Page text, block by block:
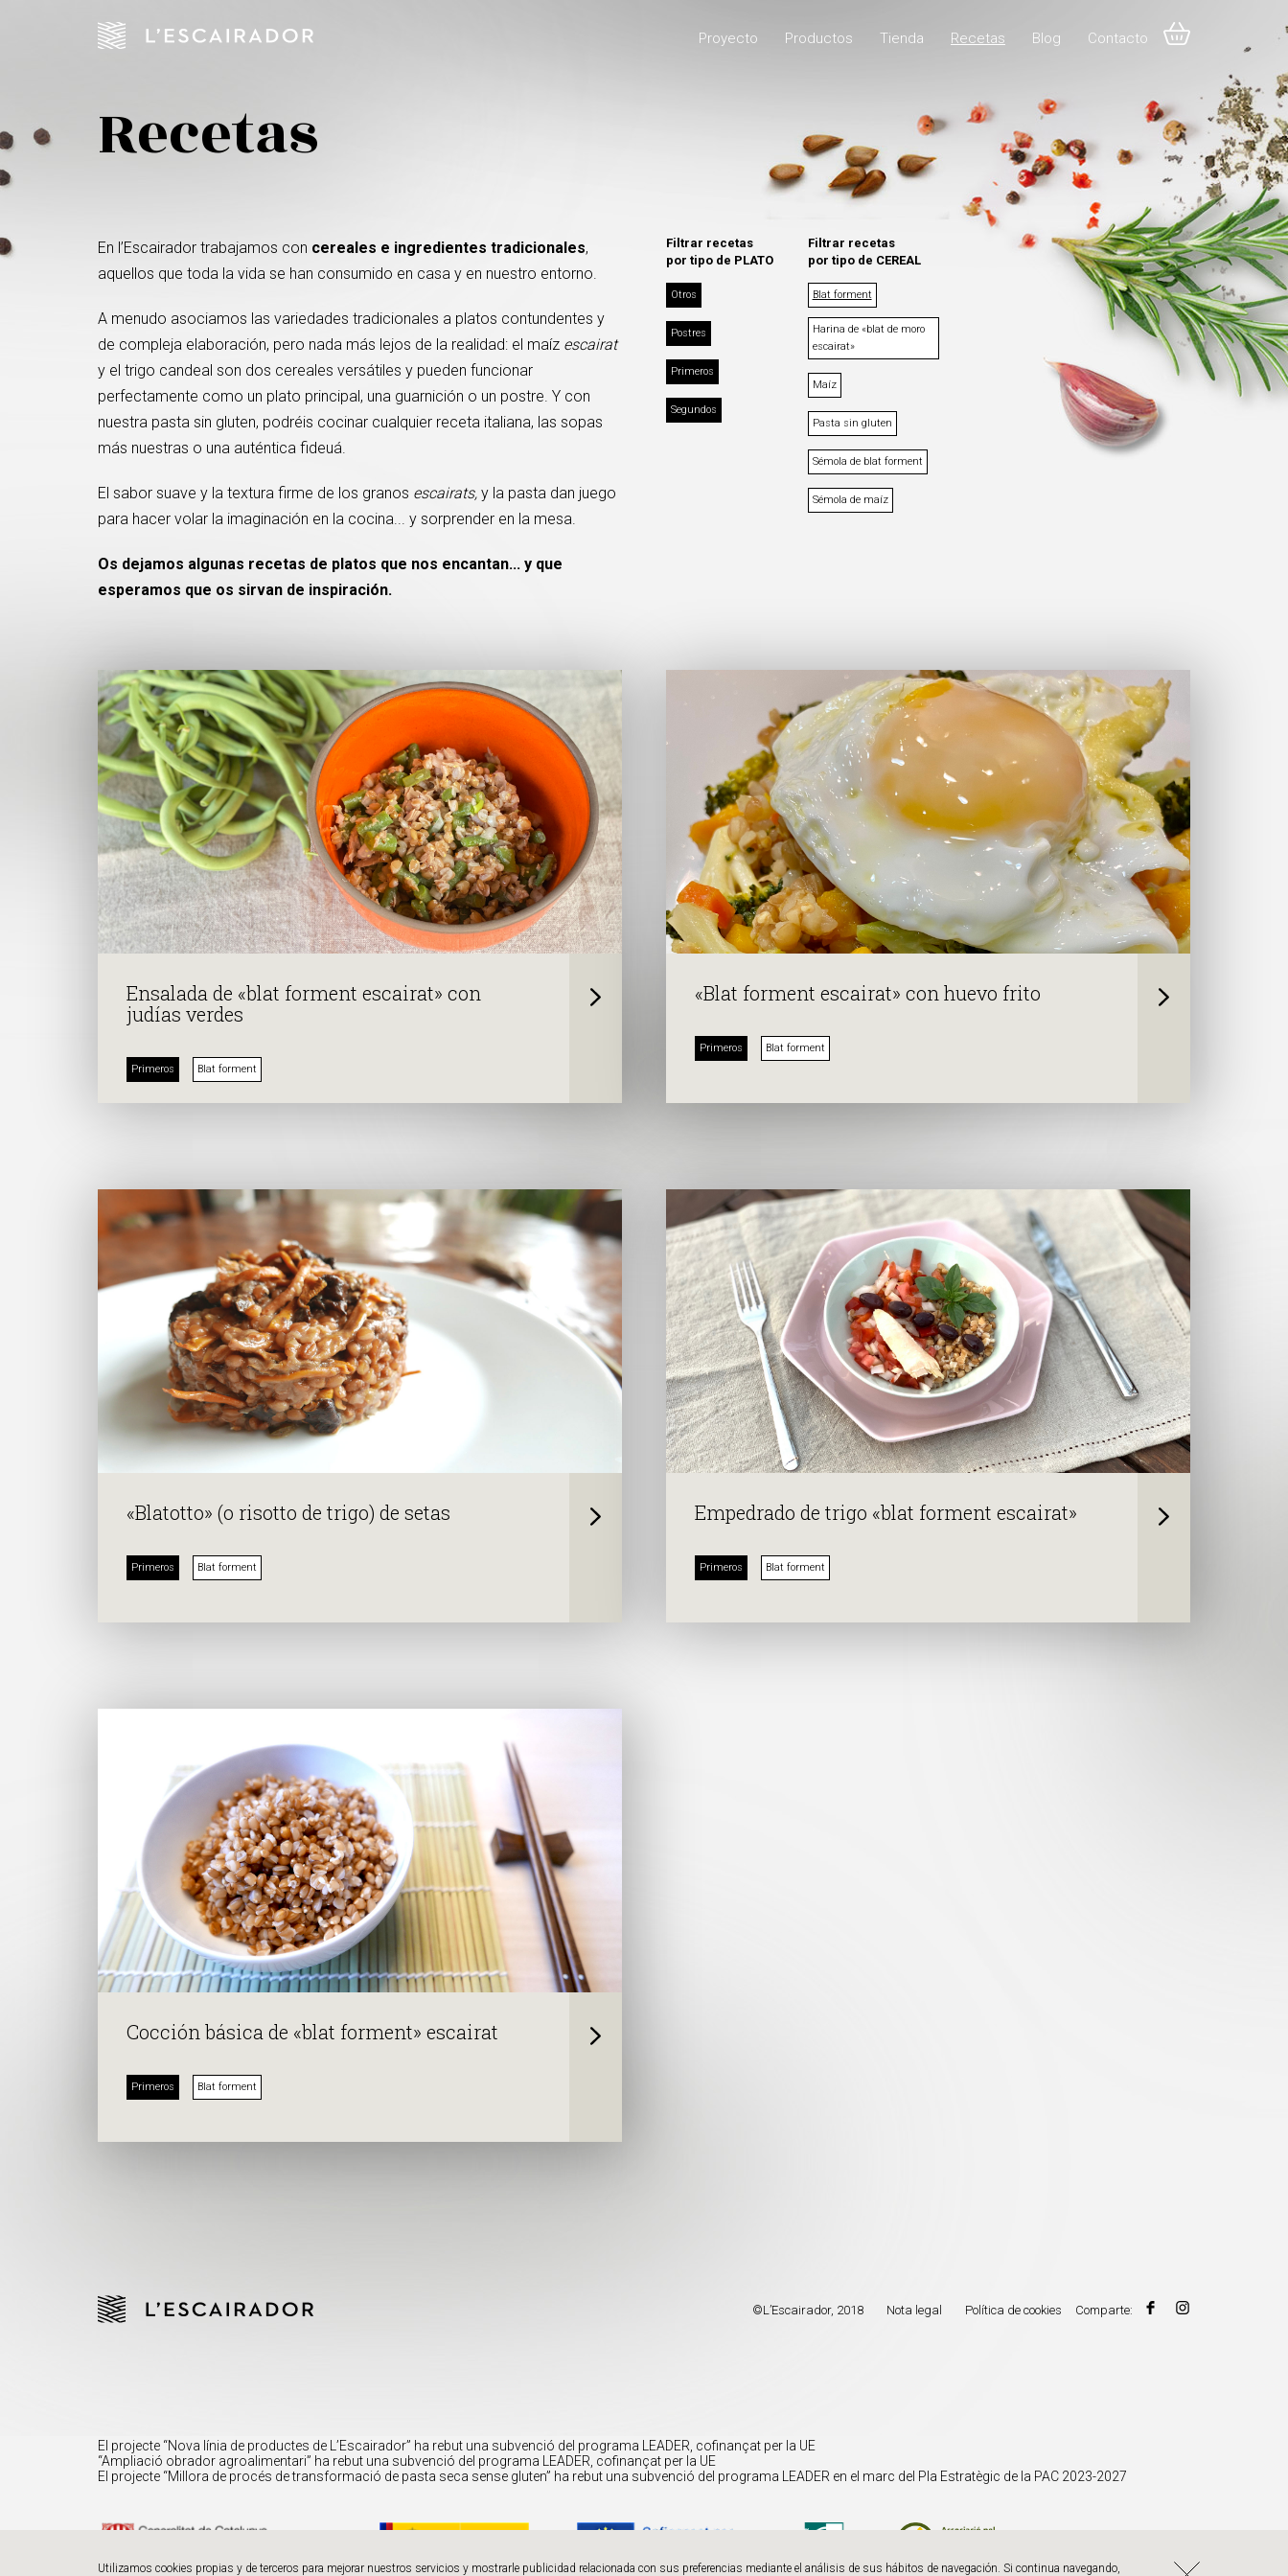
Proyecto Productos Tienda Recetas Blog Contacto
Recetas
En l’Escairador trabajamos con cereales e ingredientes tradicionales,
aquellos que toda la vida se han consumido en casa y en nuestro entorno.
A menudo asociamos las variedades tradicionales a platos contundentes y
de compleja elaboración, pero nada más lejos de la realidad: el maíz escairat
y el trigo candeal son dos cereales versátiles y pueden funcionar
perfectamente como un plato principal, una guarnición o un postre. Y con
nuestra pasta sin gluten, podréis cocinar cualquier receta italiana, las sopas
más nuestras o una auténtica fideuá.
El sabor suave y la textura firme de los granos escairats, y la pasta dan juego
para hacer volar la imaginación en la cocina... y sorprender en la mesa.
Os dejamos algunas recetas de platos que nos encantan... y que
esperamos que os sirvan de inspiración.
Filtrar recetas
por tipo de PLATO
Otros
Postres
Primeros
Segundos
Filtrar recetas
por tipo de CEREAL
Blat forment
Harina de «blat de moro
escairat»
Maíz
Pasta sin gluten
Sémola de blat forment
Sémola de maíz
Ensalada de «blat forment escairat» con
judías verdes
Primeros Blat forment
«Blat forment escairat» con huevo frito
Primeros Blat forment
«Blatotto» (o risotto de trigo) de setas
Primeros Blat forment
Empedrado de trigo «blat forment escairat»
Primeros Blat forment
Cocción básica de «blat forment» escairat
Primeros Blat forment
©L’Escairador, 2018 Nota legal Política de cookies Comparte:
El projecte “Nova línia de productes de L’Escairador” ha rebut una subvenció del programa LEADER, cofinançat per la UE
“Ampliació obrador agroalimentari” ha rebut una subvenció del programa LEADER, cofinançat per la UE
El projecte “Millora de procés de transformació de pasta seca sense gluten” ha rebut una subvenció del programa LEADER en el marc del Pla Estratègic de la PAC 2023-2027
Utilizamos cookies propias y de terceros para mejorar nuestros servicios y mostrarle publicidad relacionada con sus preferencias mediante el análisis de sus hábitos de navegación. Si continua navegando,